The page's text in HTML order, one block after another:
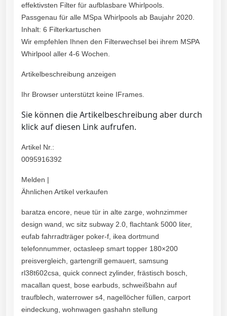
effektivsten Filter für aufblasbare Whirlpools.
Passgenau für alle MSpa Whirlpools ab Baujahr 2020.
Inhalt: 6 Filterkartuschen
Wir empfehlen Ihnen den Filterwechsel bei ihrem MSPA
Whirlpool aller 4-6 Wochen.
Artikelbeschreibung anzeigen
Ihr Browser unterstützt keine IFrames.
Sie können die Artikelbeschreibung aber durch
klick auf diesen Link aufrufen.
Artikel Nr.:
0095916392
Melden |
Ähnlichen Artikel verkaufen
baratza encore, neue tür in alte zarge, wohnzimmer
design wand, wc sitz subway 2.0, flachtank 5000 liter,
eufab fahrradträger poker-f, ikea dortmund
telefonnummer, octasleep smart topper 180×200
preisvergleich, gartengrill gemauert, samsung
rl38t602csa, quick connect zylinder, frästisch bosch,
macallan quest, bose earbuds, schweißbahn auf
traufblech, waterrower s4, nagellöcher füllen, carport
eindeckung, wohnwagen gashahn stellung